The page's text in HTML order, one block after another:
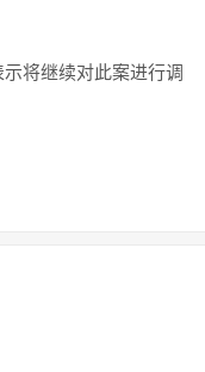
将继续对此案进行调